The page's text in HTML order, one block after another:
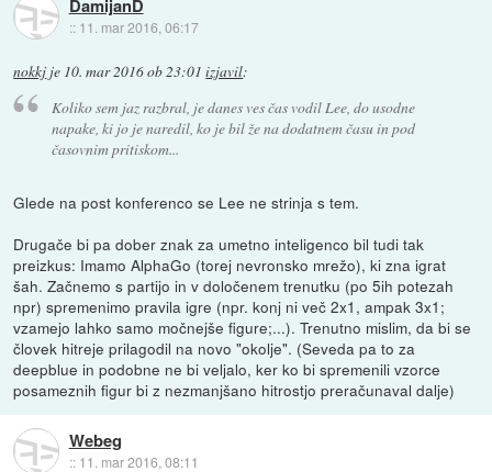
DamijanD
:: 11. mar 2016, 06:17
nokkj je 10. mar 2016 ob 23:01 izjavil:
Koliko sem jaz razbral, je danes ves čas vodil Lee, do usodne
napake, ki jo je naredil, ko je bil že na dodatnem času in pod
časovnim pritiskom...
Glede na post konferenco se Lee ne strinja s tem.
Drugače bi pa dober znak za umetno inteligenco bil tudi tak
preizkus: Imamo AlphaGo (torej nevronsko mrežo), ki zna igrat
šah. Začnemo s partijo in v določenem trenutku (po 5ih potezah
npr) spremenimo pravila igre (npr. konj ni več 2x1, ampak 3x1;
vzamejo lahko samo močnejše figure;...). Trenutno mislim, da bi se
človek hitreje prilagodil na novo "okolje". (Seveda pa to za
deepblue in podobne ne bi veljalo, ker ko bi spremenili vzorce
posameznih figur bi z nezmanjšano hitrostjo preračunaval dalje)
Webeg
:: 11. mar 2016, 08:11